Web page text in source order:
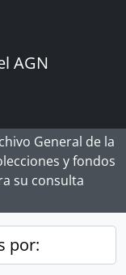
AGN
General de la
y fondos
su consulta
por: